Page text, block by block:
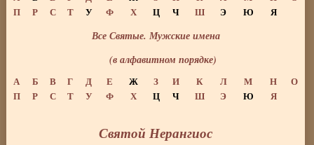
П
Р С Т У Ф Х Ц Ч Ш Э Ю Я
Все Святые. Мужские имена
(в алфавитном порядке)
А Б В Г Д Е Ж З И К Л М Н
О
П
Р С Т У Ф Х Ц Ч Ш Э Ю Я
Святой Нерангиос